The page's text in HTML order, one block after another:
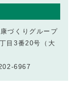
づくりグループ
目3番20号（大
6967